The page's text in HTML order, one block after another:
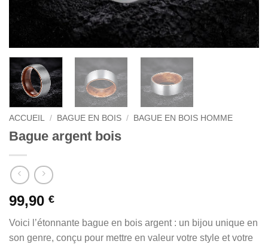
ACCUEIL / BAGUE EN BOIS / BAGUE EN BOIS HOMME
Bague argent bois
99,90 €
Voici l’étonnante bague en bois argent : un bijou unique en
son genre, conçu pour mettre en valeur votre style et votre